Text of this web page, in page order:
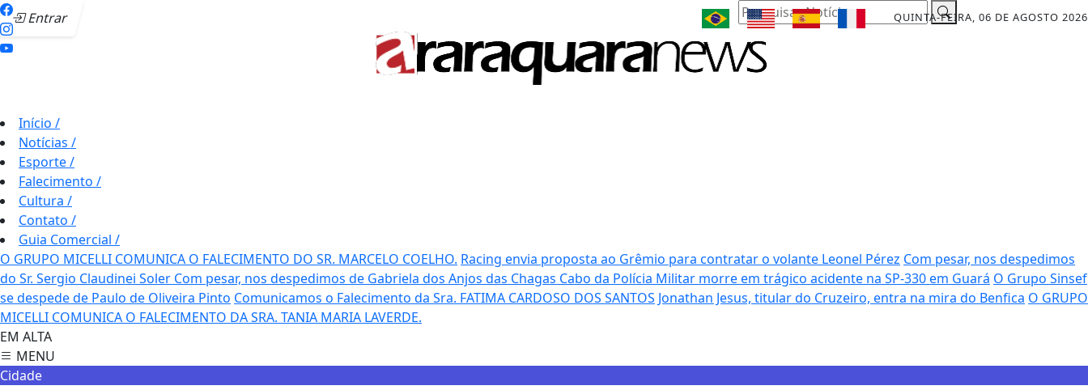
Entrar QUINTA-FEIRA, 06 DE AGOSTO 2026
Pesquisar Notícia
Início /
Notícias /
Esporte/
Falecimento /
Cultura /
Contato /
Guia Comercial /
O GRUPO MICELLI COMUNICA O FALECIMENTO DO SR. MARCELO COELHO. Racing envia proposta ao Grêmio para contratar o volante Leonel Pérez Com pesar, nos despedimos
do Sr. Sergio Claudinei Soler Com pesar, nos despedimos de Gabriela dos Anjos das Chagas Cabo da Polícia Militar morre em trágico acidente na SP-330 em Guará O Grupo Sinsef
se despede de Paulo de Oliveira Pinto Comunicamos o Falecimento da Sra. FATIMA CARDOSO DOS SANTOS Jonathan Jesus, titular do Cruzeiro, entra na mira do Benfica O GRUPO
MICELLI COMUNICA O FALECIMENTO DA SRA. TANIA MARIA LAVERDE.
EM ALTA
MENU
Cidade